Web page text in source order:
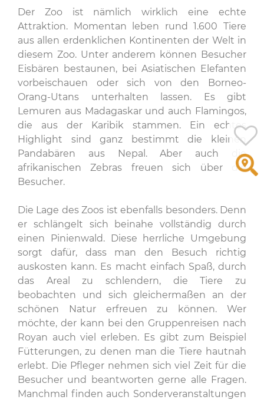
Der Zoo ist nämlich wirklich eine echte
Attraktion. Momentan leben rund 1.600 Tiere
aus allen erdenklichen Kontinenten der Welt in
diesem Zoo. Unter anderem können Besucher
Eisbären bestaunen, bei Asiatischen Elefanten
vorbeischauen oder sich von den Borneo-
Orang-Utans unterhalten lassen. Es gibt
Lemuren aus Madagaskar und auch Flamingos,
die aus der Karibik stammen. Ein echtes
Highlight sind ganz bestimmt die kleinen
Pandabären aus Nepal. Aber auch die
afrikanischen Zebras freuen sich über die
Besucher.
Die Lage des Zoos ist ebenfalls besonders. Denn
er schlängelt sich beinahe vollständig durch
einen Pinienwald. Diese herrliche Umgebung
sorgt dafür, dass man den Besuch richtig
auskosten kann. Es macht einfach Spaß, durch
das Areal zu schlendern, die Tiere zu
beobachten und sich gleichermaßen an der
schönen Natur erfreuen zu können. Wer
möchte, der kann bei den Gruppenreisen nach
Royan auch viel erleben. Es gibt zum Beispiel
Fütterungen, zu denen man die Tiere hautnah
erlebt. Die Pfleger nehmen sich viel Zeit für die
Besucher und beantworten gerne alle Fragen.
Manchmal finden auch Sonderveranstaltungen